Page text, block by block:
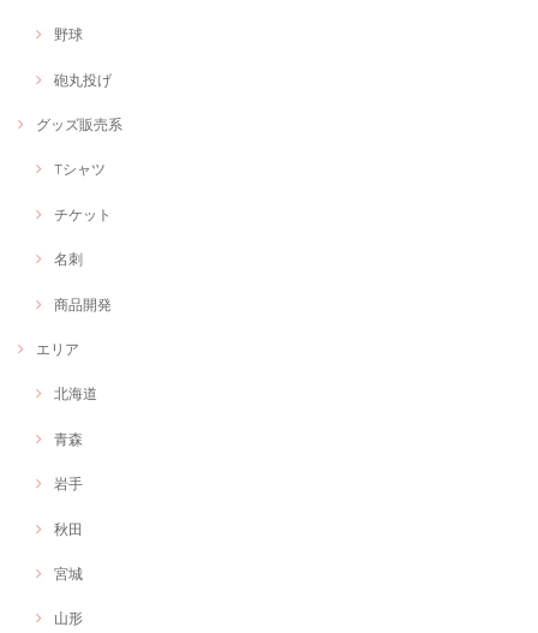
野球
砲丸投げ
グッズ販売系
Tシャツ
チケット
名刺
商品開発
エリア
北海道
青森
岩手
秋田
宮城
山形